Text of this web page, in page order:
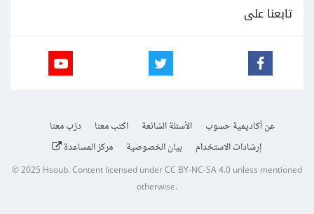
تابعنا على
عن أكاديمية حسوب الأسئلة الشائعة اكتب معنا
درّب معنا
إرشادات الاستخدام
بيان الخصوصية مركز المساعدة
© 2025Hsoub.Content licensed underCC BY-NC-SA 4.0unless mentioned
otherwise.